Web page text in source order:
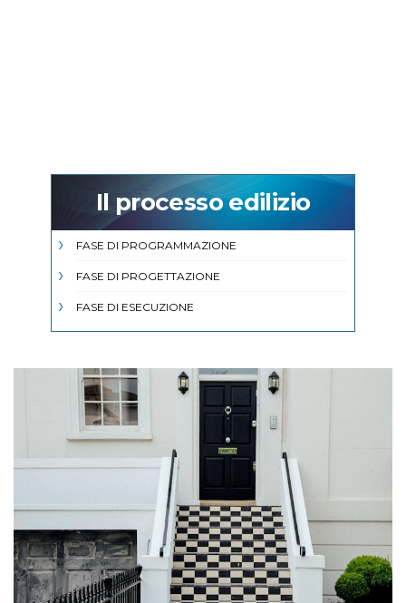
Il processo edilizio
FASE DI PROGRAMMAZIONE
FASE DI PROGETTAZIONE
FASE DI ESECUZIONE